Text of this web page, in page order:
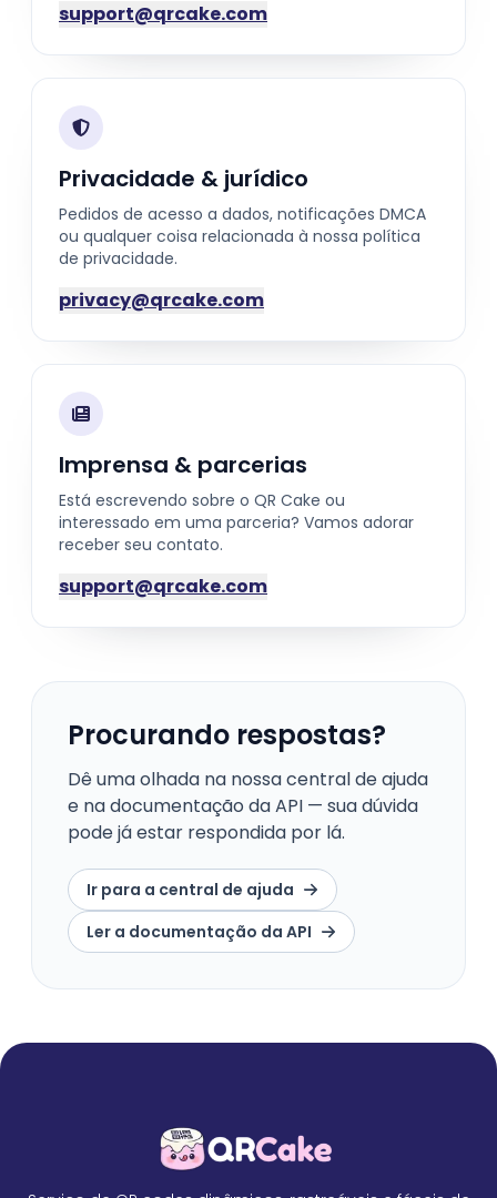
support@qrcake.com
Privacidade & jurídico
Pedidos de acesso a dados, notificações DMCA
ou qualquer coisa relacionada à nossa política
de privacidade.
privacy@qrcake.com
Imprensa & parcerias
Está escrevendo sobre o QR Cake ou
interessado em uma parceria? Vamos adorar
receber seu contato.
support@qrcake.com
Procurando respostas?
Dê uma olhada na nossa central de ajuda
e na documentação da API — sua dúvida
pode já estar respondida por lá.
Ir para a central de ajuda
Ler a documentação da API